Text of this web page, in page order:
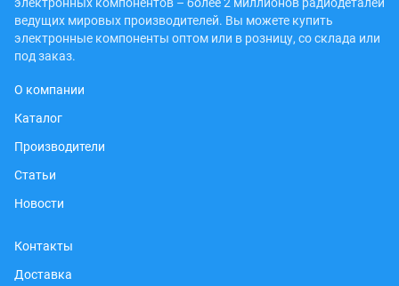
электронных компонентов – более 2 миллионов радиодеталей
ведущих мировых производителей. Вы можете купить
электронные компоненты оптом или в розницу, со склада или
под заказ.
О компании
Каталог
Производители
Статьи
Новости
Контакты
Доставка